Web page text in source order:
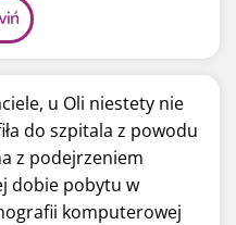
u Oli niestety nie
do szpitala z powodu
z podejrzeniem
dobie pobytu w
komputerowej